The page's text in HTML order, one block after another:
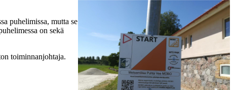
puhelimissa, mutta se
on sekä
toiminnanjohtaja.